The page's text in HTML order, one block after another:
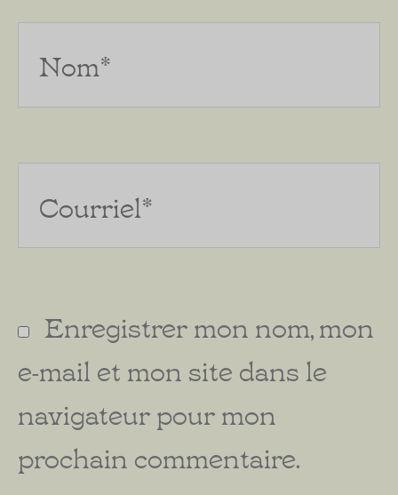
Enregistrer mon nom, mon
e-mail et mon site dans le
navigateur pour mon
prochain commentaire.